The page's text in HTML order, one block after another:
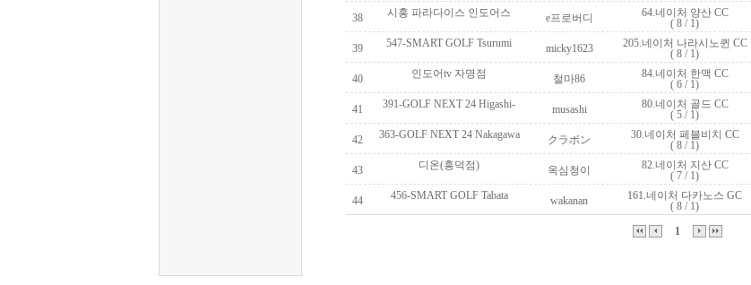
38 시흥 파라다이스 인도어스 e프로버디
64.네이처 양산 CC
( 8 / 1)
39 547-SMART GOLF Tsurumi micky1623
205.네이처 나라시노퀸 CC
( 8 / 1)
40 인도어tv 자명점 철마86
84.네이처 한맥 CC
( 6 / 1)
41 391-GOLF NEXT 24 Higashi- musashi
80.네이처 골드 CC
( 5 / 1)
42 363-GOLF NEXT 24 Nakagawa クラボン
30.네이처 페블비치 CC
( 8 / 1)
43 디온(흥덕점) 옥심청이
82.네이처 지산 CC
( 7 / 1)
44 456-SMART GOLF Tabata wakanan
161.네이처 다카노스 GC
( 8 / 1)
1